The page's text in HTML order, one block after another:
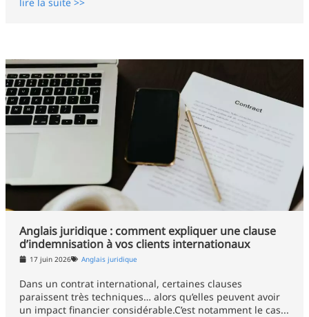
Anglais juridique : comment expliquer une clause
d’indemnisation à vos clients internationaux
17 juin 2026 Anglais juridique
Dans un contrat international, certaines clauses
paraissent très techniques… alors qu’elles peuvent avoir
un impact financier considérable.C’est notamment le cas...